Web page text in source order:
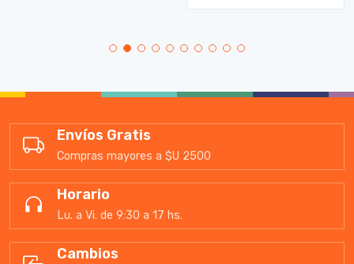
Envíos Gratis
Compras mayores a $U 2500
Horario
Lu. a Vi. de 9:30 a 17 hs.
Cambios